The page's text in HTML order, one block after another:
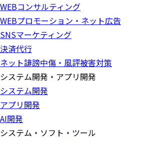
WEBコンサルティング
WEBプロモーション・ネット広告
SNSマーケティング
決済代行
ネット誹謗中傷・風評被害対策
システム開発・アプリ開発
システム開発
アプリ開発
AI開発
システム・ソフト・ツール